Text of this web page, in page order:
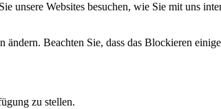
unsere Websites besuchen, wie Sie mit uns
Beachten Sie, dass das Blockieren
zu stellen.